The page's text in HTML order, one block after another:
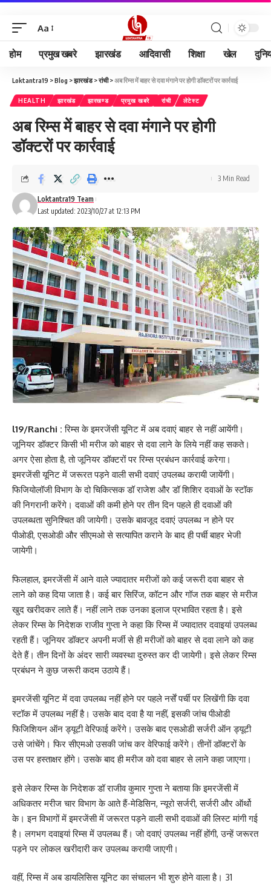
Aa
होम प्रमुख खबरे झारखंड आदिवासी शिक्षा खेल
Loktantra19 >Blog >झारखंड>रांची>अब रिम्स में बाहर से दवा मंगाने पर होगी डॉक्टरों पर कार्रवाई
HEALTH झारखंड झारखण्ड प्रमुख खबरे रांची लेटेस्ट
अब रिम्स में बाहर से दवा मंगाने पर होगी
डॉक्टरों पर कार्रवाई
Last updated: 2023/10/27 at 12:13 PM
Loktantra19 Team
3 Min Read
l19/Ranchi : रिम्स के इमरजेंसी यूनिट में अब दवाएं बाहर से नहीं आयेंगी।
जूनियर डॉक्टर किसी भी मरीज को बाहर से दवा लाने के लिये नहीं कह सकते।
अगर ऐसा होता है, तो जूनियर डॉक्टरों पर रिम्स प्रबंधन कार्रवाई करेगा।
इमरजेंसी यूनिट में जरूरत पड़ने वाली सभी दवाएं उपलब्ध करायी जायेंगी।
फिजियोलॉजी विभाग के दो चिकित्सक डॉ राजेश और डॉ शिशिर दवाओं के स्टॉक
की निगरानी करेंगे। दवाओं की कमी होने पर तीन दिन पहले ही दवाओं की
उपलब्धता सुनिश्चित की जायेगी। उसके बावजूद दवाएं उपलब्ध न होने पर
पीओडी, एसओडी और सीएमओ से सत्यापित कराने के बाद ही पर्ची बाहर भेजी
जायेगी।
फिलहाल, इमरजेंसी में आने वाले ज्यादातर मरीजों को कई जरूरी दवा बाहर से
लाने को कह दिया जाता है। कई बार सिरिंज, कॉटन और गॉज तक बाहर से मरीज
खुद खरीदकर लाते हैं। नहीं लाने तक उनका इलाज प्रभावित रहता है। इसे
लेकर रिम्स के निदेशक राजीव गुप्ता ने कहा कि रिम्स में ज्यादातर दवाइयां उपलब्ध
रहती हैं। जूनियर डॉक्टर अपनी मर्जी से ही मरीजों को बाहर से दवा लाने को कह
देते हैं। तीन दिनों के अंदर सारी व्यवस्था दुरुस्त कर दी जायेगी। इसे लेकर रिम्स
प्रबंधन ने कुछ जरूरी कदम उठाये हैं।
इमरजेंसी यूनिट में दवा उपलब्ध नहीं होने पर पहले नर्सें पर्ची पर लिखेंगी कि दवा
स्टॉक में उपलब्ध नहीं है। उसके बाद दवा है या नहीं, इसकी जांच पीओडी
फिजिशियन ऑन ड्यूटी वेरिफाई करेंगे। उसके बाद एसओडी सर्जरी ऑन ड्यूटी
उसे जांचेंगे। फिर सीएमओ उसकी जांच कर वेरिफाई करेंगे। तीनों डॉक्टरों के
उस पर हस्ताक्षर होंगे। उसके बाद ही मरीज को दवा बाहर से लाने कहा जाएगा।
इसे लेकर रिम्स के निदेशक डॉ राजीव कुमार गुप्ता ने बताया कि इमरजेंसी में
अधिकतर मरीज चार विभाग के आते हैं-मेडिसिन, न्यूरो सर्जरी, सर्जरी और ऑर्थो
के। इन विभागों में इमरजेंसी में जरूरत पड़ने वाली सभी दवाओं की लिस्ट मांगी गई
है। लगभग दवाइयां रिम्स में उपलब्ध हैं। जो दवाएं उपलब्ध नहीं होंगी, उन्हें जरूरत
पड़ने पर लोकल खरीदारी कर उपलब्ध करायी जाएगी।
वहीं, रिम्स में अब डायलिसिस यूनिट का संचालन भी शुरु होने वाला है। 31